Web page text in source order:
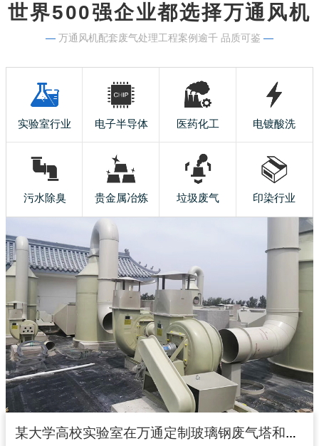
世界500强企业都选择万通风机
— 万通风机配套废气处理工程案例逾千 品质可鉴 —
实验室行业 电子半导体 医药化工 电镀酸洗
污水除臭 贵金属冶炼 垃圾废气 印染行业
某大学高校实验室在万通定制玻璃钢废气塔和玻璃钢风机